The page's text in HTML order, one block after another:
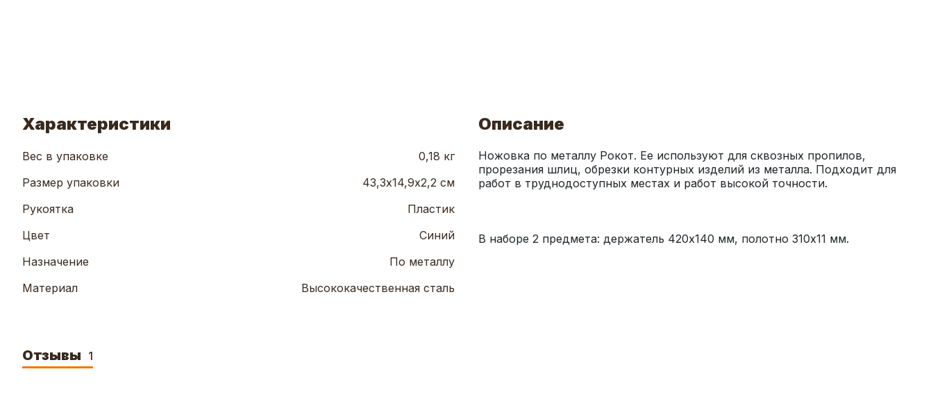
Характеристики
Вес в упаковке
0,18 кг
Размер упаковки
43,3х14,9х2,2 см
Рукоятка
Пластик
Цвет
Синий
Назначение
По металлу
Материал
Высококачественная сталь
Описание
Ножовка по металлу Рокот. Ее используют для сквозных пропилов,
прорезания шлиц, обрезки контурных изделий из металла. Подходит для
В наборе 2 предмета: держатель 420х140 мм, полотно 310х11 мм.
Отзывы 1